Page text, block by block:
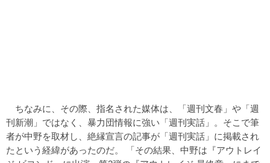
ちなみに、その際、指名された媒体は、「週刊文春」や「週
刊新潮」ではなく、暴力団情報に強い「週刊実話」。そこで筆
者が中野を取材し、絶縁宣言の記事が「週刊実話」に掲載され
たという経緯があったのだ。 「その結果、中野は『アウトレイ